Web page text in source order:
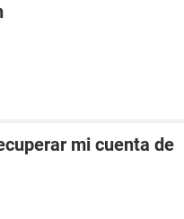
mi cuenta de